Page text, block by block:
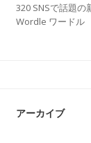
320 SNSで話題
Wordle ワードル
アーカイブ